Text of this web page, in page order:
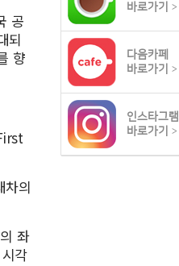
공
되
향
차의
좌
각
바로가기 >
다음카페
바로가기 >
인스타그램
바로가기 >